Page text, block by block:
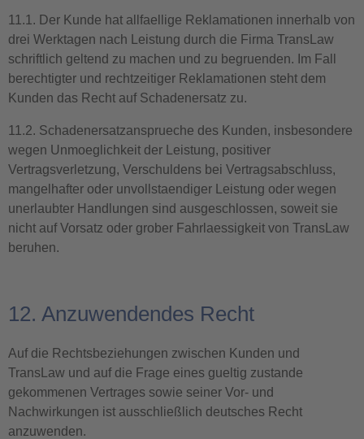
11.1. Der Kunde hat allfaellige Reklamationen innerhalb von
drei Werktagen nach Leistung durch die Firma TransLaw
schriftlich geltend zu machen und zu begruenden. Im Fall
berechtigter und rechtzeitiger Reklamationen steht dem
Kunden das Recht auf Schadenersatz zu.
11.2. Schadenersatzansprueche des Kunden, insbesondere
wegen Unmoeglichkeit der Leistung, positiver
Vertragsverletzung, Verschuldens bei Vertragsabschluss,
mangelhafter oder unvollstaendiger Leistung oder wegen
unerlaubter Handlungen sind ausgeschlossen, soweit sie
nicht auf Vorsatz oder grober Fahrlaessigkeit von TransLaw
beruhen.
12. Anzuwendendes Recht
Auf die Rechtsbeziehungen zwischen Kunden und
TransLaw und auf die Frage eines gueltig zustande
gekommenen Vertrages sowie seiner Vor- und
Nachwirkungen ist ausschließlich deutsches Recht
anzuwenden.